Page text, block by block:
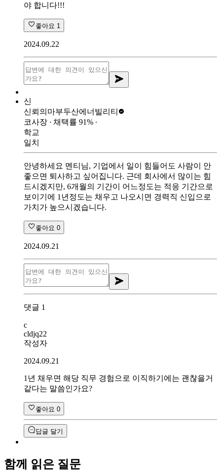
야 합니다!!!
좋아요 1
2024.09.22
신
신뢰의마부두산에너빌리티
코사장 ∙ 채택률 91% ∙
학교
일치
안녕하세요 멘티님, 기업에서 일이 힘들어도 사람이 안
좋으면 퇴사하고 싶어집니다. 근데 회사에서 많이는 힘
드시겠지만, 6개월의 기간이 어느정도는 적응 기간으로
보이기에 1년정도는 채우고 나오시면 경력직 신입으로
가치가 높으시겠습니다.
좋아요 0
2024.09.21
댓글 1
c
cldjq22
작성자
2024.09.21
1년 채우면 해당 직무 경험으로 이직하기에는 괜찮을거
같다는 말씀인가요?
좋아요 0
답글 달기
함께 읽은 질문